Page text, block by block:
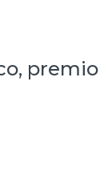
premio